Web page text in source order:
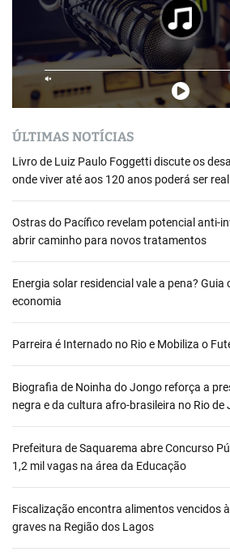
ÚLTIMAS NOTÍCIAS
Livro de Luiz Paulo Foggetti discute os
onde viver até aos 120 anos poderá ser
Ostras do Pacífico revelam potencial anti-
abrir caminho para novos tratamentos
Energia solar residencial vale a pena?
economia
Parreira é Internado no Rio e Mobiliza o
Biografia de Noinha do Jongo reforça a
negra e da cultura afro-brasileira no Rio de
Prefeitura de Saquarema abre Concurso
1,2 mil vagas na área da Educação
Fiscalização encontra alimentos vencidos
graves na Região dos Lagos